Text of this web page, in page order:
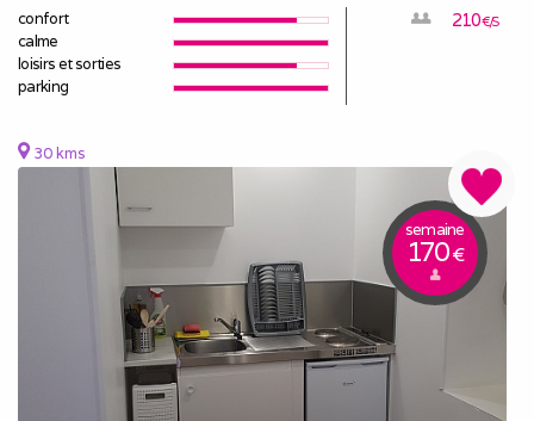
confort
calme
loisirs et sorties
parking
210€/S
30 kms
semaine
170€